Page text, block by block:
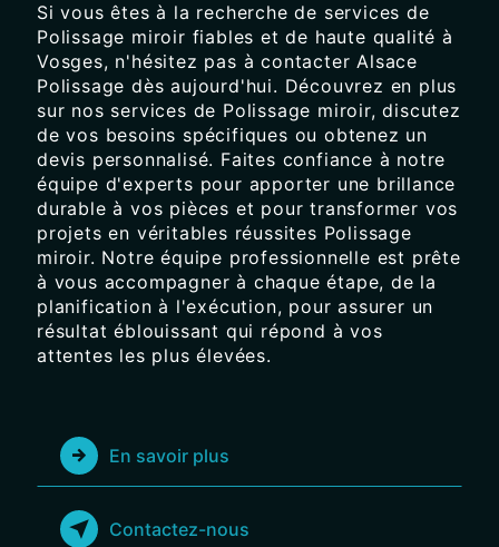
Si vous êtes à la recherche de services de
Polissage miroir fiables et de haute qualité à
Vosges, n'hésitez pas à contacter Alsace
Polissage dès aujourd'hui. Découvrez en plus
sur nos services de Polissage miroir, discutez
de vos besoins spécifiques ou obtenez un
devis personnalisé. Faites confiance à notre
équipe d'experts pour apporter une brillance
durable à vos pièces et pour transformer vos
projets en véritables réussites Polissage
miroir. Notre équipe professionnelle est prête
à vous accompagner à chaque étape, de la
planification à l'exécution, pour assurer un
résultat éblouissant qui répond à vos
attentes les plus élevées.
En savoir plus
Contactez-nous